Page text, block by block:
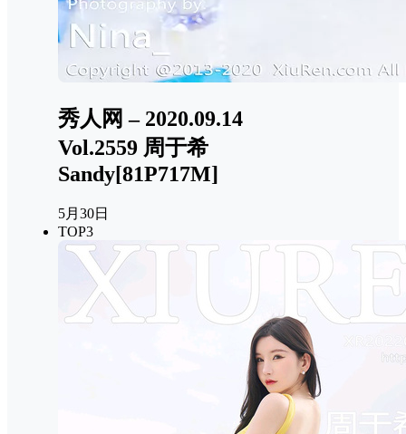
秀人网 – 2020.09.14
Vol.2559 周于希
Sandy[81P717M]
5月30日
TOP3